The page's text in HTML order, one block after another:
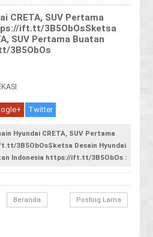
CRETA, SUV Pertama
ift.tt/3B5ObOsSketsa
SUV Pertama Buatan
3B5ObOs
Twitter
Hyundai CRETA, SUV Pertama
3B5ObOsSketsa Desain Hyundai
Indonesia https://ift.tt/3B5ObOs :
Posting Lama
Beranda